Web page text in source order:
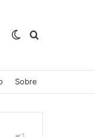
Switch skin
Procurar por
Sobre